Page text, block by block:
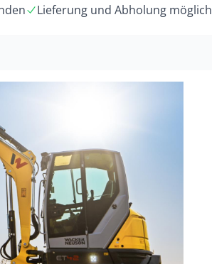
Lieferung und Abholung möglich